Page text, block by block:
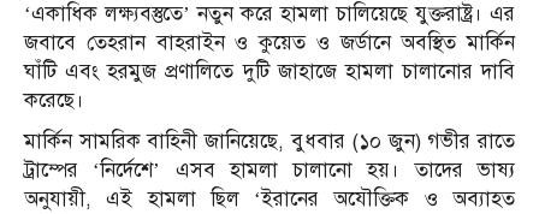
‘একাধিক লক্ষ্যবস্তুতে’ নতুন করে হামলা চালিয়েছে যুক্তরাষ্ট্র। এর
জবাবে তেহরান বাহরাইন ও কুয়েত ও জর্ডানে অবস্থিত মার্কিন
ঘাঁটি এবং হরমুজ প্রণালিতে দুটি জাহাজে হামলা চালানোর দাবি
করেছে।
মার্কিন সামরিক বাহিনী জানিয়েছে, বুধবার (১০ জুন) গভীর রাতে
ট্রাম্পের ‘নির্দেশে’ এসব হামলা চালানো হয়। তাদের ভাষ্য
অনুযায়ী, এই হামলা ছিল ‘ইরানের অযৌক্তিক ও অব্যাহত